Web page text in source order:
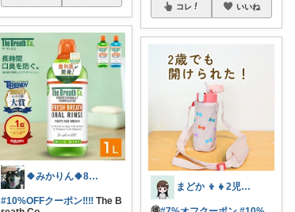
🍀みかりん🍀8月宜しくお願いします✨
#10%OFFクーポン‼️‼️ The B
コレ いいね
まどか 👦👧2児のママ